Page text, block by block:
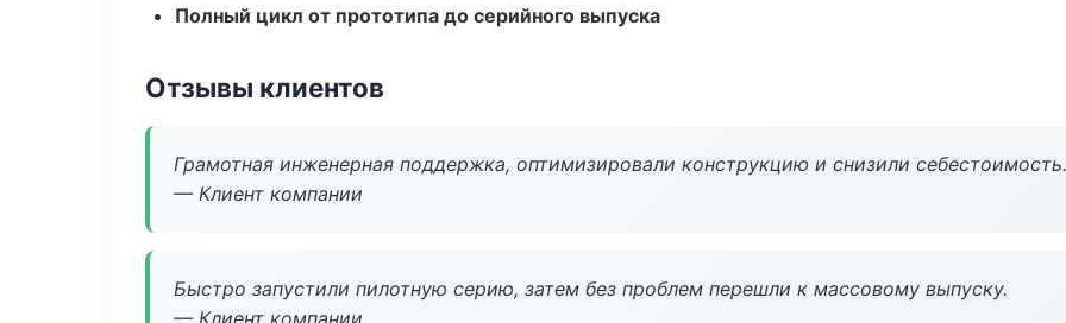
Полный цикл от прототипа до серийного выпуска
Отзывы клиентов
Грамотная инженерная поддержка, оптимизировали конструкцию и снизили себестоимость.
— Клиент компании
Быстро запустили пилотную серию, затем без проблем перешли к массовому выпуску.
— Клиент компании